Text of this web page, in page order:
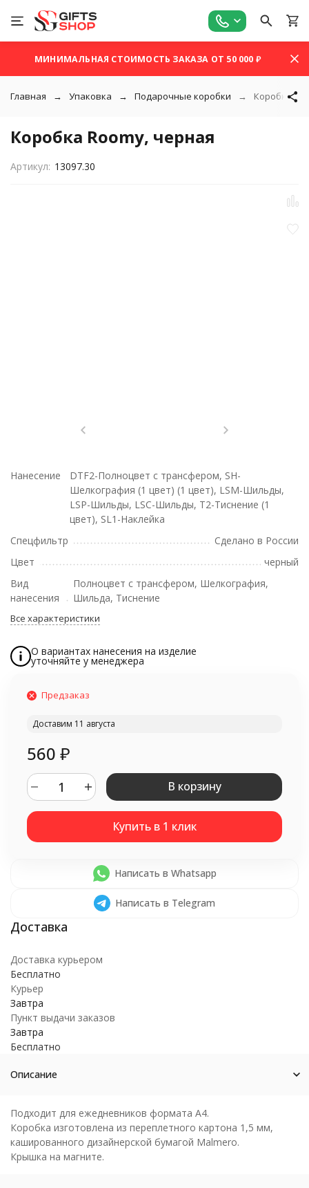
МИНИМАЛЬНАЯ СТОИМОСТЬ ЗАКАЗА ОТ 50 000 ₽
Главная Упаковка Подарочные коробки Коробка
Коробка Roomy, черная
Артикул: 13097.30
Нанесение
DTF2-Полноцвет с трансфером, SH-
Шелкография (1 цвет) (1 цвет), LSM-Шильды,
LSP-Шильды, LSC-Шильды, T2-Тиснение (1
цвет), SL1-Наклейка
Спецфильтр
Сделано в России
Цвет
черный
Вид
нанесения
Полноцвет с трансфером, Шелкография,
Шильда, Тиснение
Все характеристики
О вариантах нанесения на изделие
уточняйте у менеджера
Предзаказ
Доставим 11 августа
560 ₽
В корзину
Написать в Whatsapp
Написать в Telegram
Доставка курьером
Бесплатно
Курьер
Завтра
Пункт выдачи заказов
Завтра
Бесплатно
Описание
Подходит для ежедневников формата А4.
Коробка изготовлена из переплетного картона 1,5 мм,
кашированного дизайнерской бумагой Malmero.
Крышка на магните.